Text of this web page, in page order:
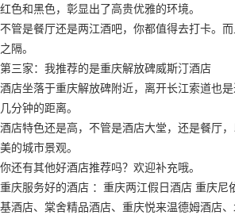
红色和黑色，彰显出了高贵优雅的环境。
不管是餐厅还是两江酒吧，你都值得去打卡。
之隔。
第三家：我推荐的是重庆解放碑威斯汀酒店
酒店坐落于重庆解放碑附近，离开长江索道也
几分钟的距离。
酒店特色还是高，不管是酒店大堂，还是餐厅
美的城市景观。
你还有其他好酒店推荐吗？欢迎补充哦。
重庆服务好的酒店 ：重庆两江假日酒店 重庆尼
基酒店、棠舍精品酒店、重庆悦来温德姆酒店